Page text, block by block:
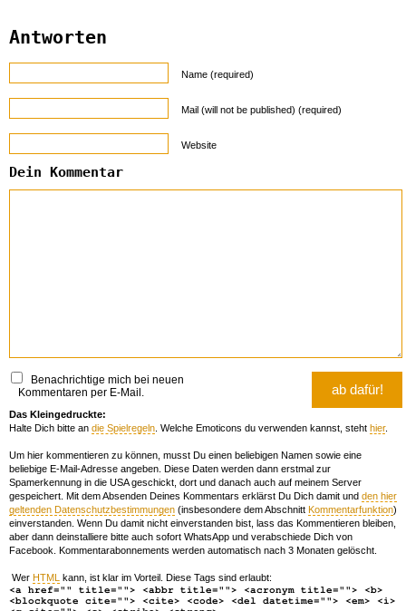
Antworten
Name (required)
Mail (will not be published) (required)
Website
Dein Kommentar
Benachrichtige mich bei neuen
Kommentaren per E-Mail.
Das Kleingedruckte:
Halte Dich bitte an die Spielregeln . Welche Emoticons du verwenden kannst, steht hier.
Um hier kommentieren zu können, musst Du einen beliebigen Namen sowie eine
beliebige E-Mail-Adresse angeben. Diese Daten werden dann erstmal zur
Spamerkennung in die USA geschickt, dort und danach auch auf meinem Server
gespeichert. Mit dem Absenden Deines Kommentars erklärst Du Dich damit und den hier
geltenden Datenschutzbestimmungen (insbesondere dem Abschnitt Kommentarfunktion)
einverstanden. Wenn Du damit nicht einverstanden bist, lass das Kommentieren bleiben,
aber dann deinstalliere bitte auch sofort WhatsApp und verabschiede Dich von
Facebook. Kommentarabonnements werden automatisch nach 3 Monaten gelöscht.
Wer HTML kann, ist klar im Vorteil. Diese Tags sind erlaubt:
<a href="" title=""> <abbr title=""> <acronym title=""> <b>
<blockquote cite=""> <cite> <code> <del datetime=""> <em> <i>